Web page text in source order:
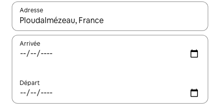
Adresse
Lorsque les résultats s'affichent, utilisez les flèches vers le
Arrivée
Départ